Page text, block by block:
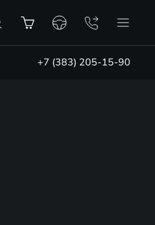
+7 (383) 205-15-90